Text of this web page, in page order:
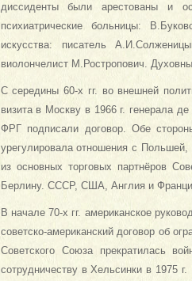
диссиденты были арестованы и
психиатрические больницы:
искусства: писатель
виолончелист М.Ростропович.
С середины 60-х гг. во внешней
визита в Москву в 1966 г. генерала
ФРГ подписали договор. Обе
урегулировала отношения с
из основных торговых партнёров
Берлину. СССР, США, Англия и
В начале 70-х гг. американское
советско-американский договор об
Советского Союза прекратилась
сотрудничеству в Хельсинки в 1975